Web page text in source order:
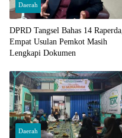
Daerah
DPRD Tangsel Bahas 14 Raperda,
Empat Usulan Pemkot Masih
Lengkapi Dokumen
Daerah